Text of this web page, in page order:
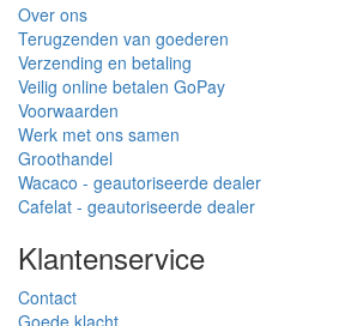
Over ons
Terugzenden van goederen
Verzending en betaling
Veilig online betalen GoPay
Voorwaarden
Werk met ons samen
Groothandel
Wacaco - geautoriseerde dealer
Cafelat - geautoriseerde dealer
Klantenservice
Contact
Goede klacht